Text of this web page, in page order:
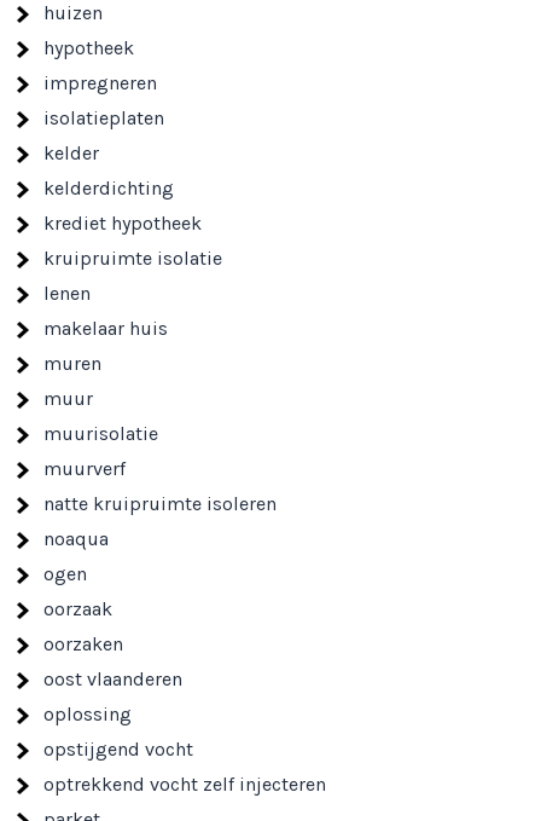
huizen
hypotheek
impregneren
isolatieplaten
kelder
kelderdichting
krediet hypotheek
kruipruimte isolatie
lenen
makelaar huis
muren
muur
muurisolatie
muurverf
natte kruipruimte isoleren
noaqua
ogen
oorzaak
oorzaken
oost vlaanderen
oplossing
opstijgend vocht
optrekkend vocht zelf injecteren